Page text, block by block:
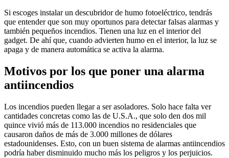
Si escoges instalar un descubridor de humo fotoeléctrico, tendrás
que entender que son muy oportunos para detectar falsas alarmas y
también pequeños incendios. Tienen una luz en el interior del
gadget. De ahí que, cuando advierten humo en el interior, la luz se
apaga y de manera automática se activa la alarma.
Motivos por los que poner una alarma
antiincendios
Los incendios pueden llegar a ser asoladores. Solo hace falta ver
cantidades concretas como las de U.S.A., que solo den dos mil
quince vivió más de 113.000 incendios no residenciales que
causaron daños de más de 3.000 millones de dólares
estadounidenses. Esto, con un buen sistema de alarmas antiincendios
podría haber disminuido mucho más los peligros y los perjuicios.